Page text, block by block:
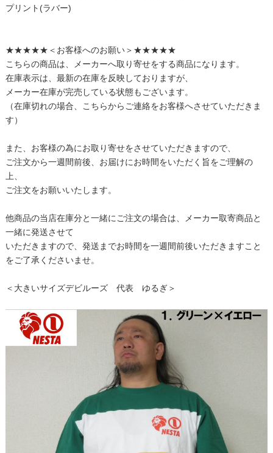
プリント(ラバー)
★★★★★＜お客様へのお願い＞★★★★★
こちらの商品は、メーカーへ取り寄せをする商品になります。
在庫表示は、最新の在庫を反映しておりますが、
メーカー在庫が完売している状態もございます。
（在庫切れの場合、こちらからご連絡をお客様へさせていただきま
す）
また、お客様の為にお取り寄せをさせていただきますので、
ご注文から一週間前後、お届けにお時間をいただく旨をご理解の
上、
ご注文をお願いいたします。
他商品の当店在庫分と一緒にご注文の場合は、メーカー取寄商品と
一緒に発送させて
いただきますので、発送までお時間を一週間前後いただきますこと
をご了承くださいませ。
＜大きいサイズデビルーズ 代表 ゆるぎ＞